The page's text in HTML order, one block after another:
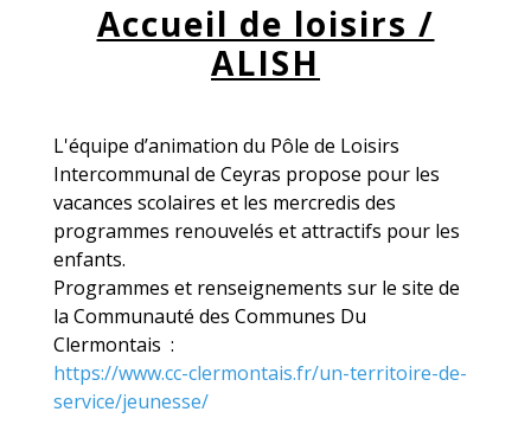
Accueil de loisirs /
ALISH
L'équipe d’animation du Pôle de Loisirs
Intercommunal de Ceyras propose pour les
vacances scolaires et les mercredis des
programmes renouvelés et attractifs pour les
enfants.
Programmes et renseignements sur le site de
la Communauté des Communes Du
Clermontais :
https://www.cc-clermontais.fr/un-territoire-de-
service/jeunesse/